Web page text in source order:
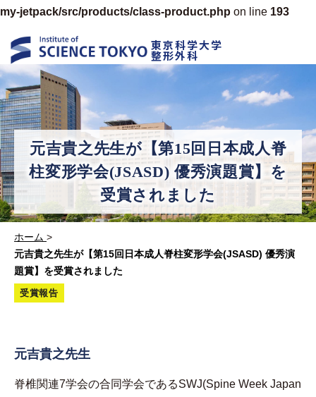
my-jetpack/src/products/class-product.php on line 193
東京科学大学
整形外科
元吉貴之先生が【第15回日本成人脊
柱変形学会(JSASD) 優秀演題賞】を
受賞されました
ホーム >
元吉貴之先生が【第15回日本成人脊柱変形学会(JSASD) 優秀演
題賞】を受賞されました
受賞報告
元吉貴之先生
脊椎関連7学会の合同学会であるSWJ(Spine Week Japan